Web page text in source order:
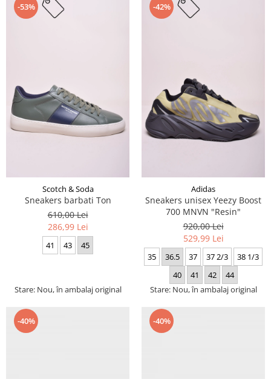
-53%
Scotch & Soda
Sneakers barbati Ton
610,00 Lei
286,99 Lei
41 43 45
Stare: Nou, în ambalaj original
-42%
Adidas
Sneakers unisex Yeezy Boost
700 MNVN "Resin"
920,00 Lei
529,99 Lei
35 36.5 37 37 2/3
38 1/3
40
41 42
44
Stare: Nou, în ambalaj original
-40% -40%